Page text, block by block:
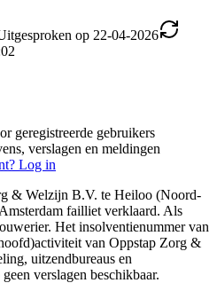
op 22-04-2026
geregistreerde gebruikers
verslagen en meldingen
Log in
& Welzijn B.V. te Heiloo (Noord-
failliet verklaard. Als
Het insolventienummer van
van Oppstap Zorg &
uitzendbureaus en
verslagen beschikbaar.